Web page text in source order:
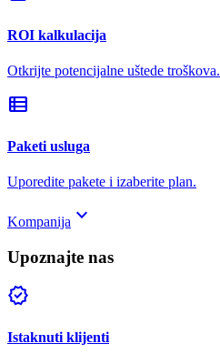
ROI kalkulacija
Otkrijte potencijalne uštede troškova.
view_list
Paketi usluga
Uporedite pakete i izaberite plan.
Kompanija keyboard_arrow_down
Upoznajte nas
verified
Istaknuti klijenti